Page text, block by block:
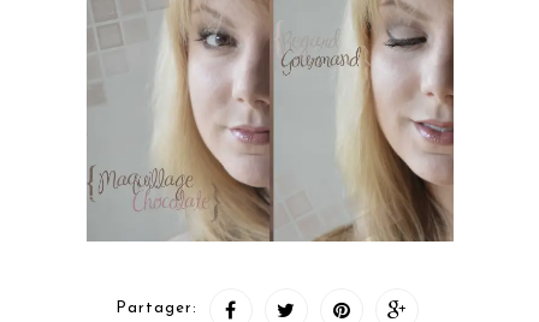
Partager: